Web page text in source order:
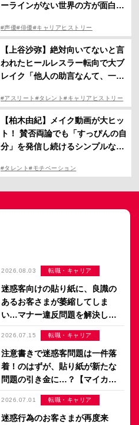
ーラインがない世界の方が面白
#声優#俳優#キャリアヒストリー
【上谷沙弥】絶対向いてないと言
われたヒールレスラー転向で大ブ
レイク「他人の助言なんて、一切
#アスリート #タレント#キャリアヒストリー
【柏木由紀】メイク動画が大ヒッ
ト！ 賛否両論でも「すっぴんの自
分」を発信し続けるシンプルな理
#タレント#モチベーション
2026.08.03 転職・キャリア
迷惑客向けの貼り紙に、良識の
あるお客さまが萎縮してしま
い…マナー違反問題を解決した
のは意外なアイデア？【マイカ
のアパレル日記 by ぼのこ】
2026.07.15 転職・キャリア
注意書きで迷惑客問題は一件落
着！のはずが、貼り紙が新たな
問題の引き金に…？【マイカの
アパレル日記 by ぼのこ】
2026.07.01 転職・キャリア
迷惑行為のお客さまが再度来